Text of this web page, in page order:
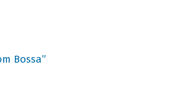
Bossa”